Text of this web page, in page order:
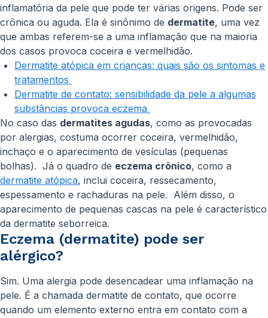
inflamatória da pele que pode ter várias origens. Pode ser
crônica ou aguda. Ela é sinônimo de dermatite, uma vez
que ambas referem-se a uma inflamação que na maioria
dos casos provoca coceira e vermelhidão.
Dermatite atópica em crianças: quais são os sintomas e
tratamentos
Dermatite de contato: sensibilidade da pele a algumas
substâncias provoca eczema
No caso das dermatites agudas, como as provocadas
por alergias, costuma ocorrer coceira, vermelhidão,
inchaço e o aparecimento de vesículas (pequenas
bolhas). Já o quadro de eczema crônico, como a
dermatite atópica, inclui coceira, ressecamento,
espessamento e rachaduras na pele. Além disso, o
aparecimento de pequenas cascas na pele é característico
da dermatite seborreica.
Eczema (dermatite) pode ser
alérgico?
Sim. Uma alergia pode desencadear uma inflamação na
pele. É a chamada dermatite de contato, que ocorre
quando um elemento externo entra em contato com a